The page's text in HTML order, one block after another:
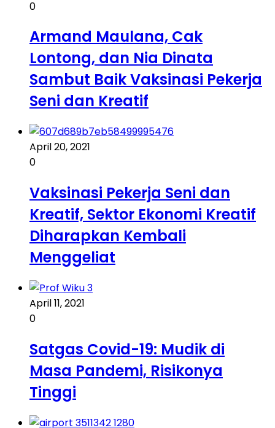
0
Armand Maulana, Cak
Lontong, dan Nia Dinata
Sambut Baik Vaksinasi Pekerja
Seni dan Kreatif
April 20, 2021
0
Vaksinasi Pekerja Seni dan
Kreatif, Sektor Ekonomi Kreatif
Diharapkan Kembali
Menggeliat
April 11, 2021
0
Satgas Covid-19: Mudik di
Masa Pandemi, Risikonya
Tinggi